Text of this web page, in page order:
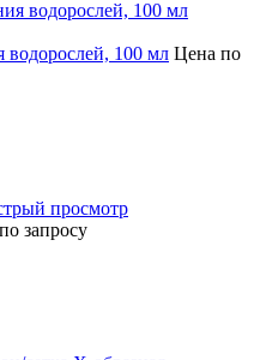
водорослей, 100 мл Цена по
просмотр
запросу